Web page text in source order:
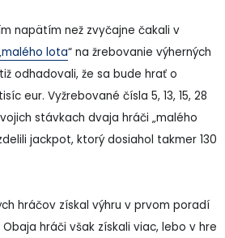
napätím než zvyčajne čakali v
lota“ na žrebovanie výherných
odhadovali, že sa bude hrať o
eur. Vyžrebované čísla 5, 13, 15, 28
stávkach dvaja hráči „malého
jackpot, ktorý dosiahol takmer 130
hráčov získal výhru v prvom poradí
Obaja hráči však získali viac, lebo v hre